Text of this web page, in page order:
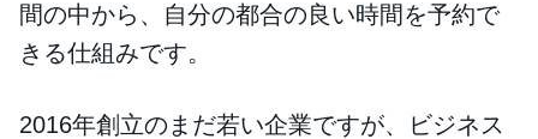
間の中から、自分の都合の良い時間を予約で
きる仕組みです。
2016年創立のまだ若い企業ですが、ビジネス